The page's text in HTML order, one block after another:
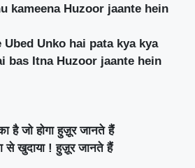
kameena Huzoor jaante hein
Ubed Unko hai pata kya kya
bas Itna Huzoor jaante hein
है जो होगा हुज़ूर जानते हैं
से खुदाया ! हुज़ूर जानते हैं